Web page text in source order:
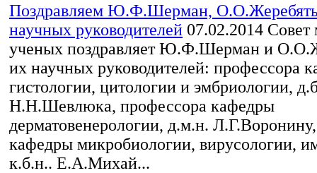
Поздравляем Ю.Ф.Шерман,
научных руководителей 07.02.2014 Совет
ученых поздравляет Ю.Ф.Шерман и
их научных руководителей: профессора
гистологии, цитологии и эмбриологии,
Н.Н.Шевлюка, профессора кафедры
дерматовенерологии, д.м.н.
кафедры микробиологии, вирусологии,
к.б.н.. Е.А.Михай...